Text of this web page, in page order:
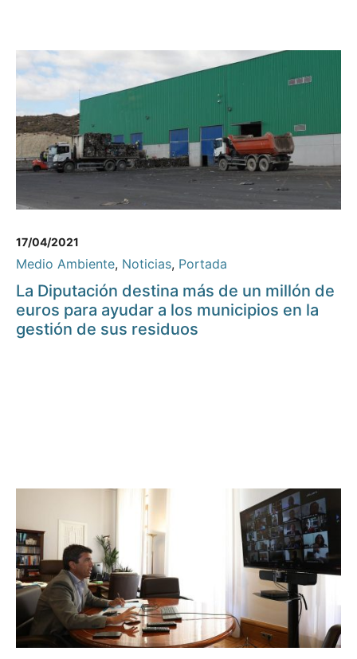
17/04/2021
Medio Ambiente, Noticias, Portada
La Diputación destina más de un millón de
euros para ayudar a los municipios en la
gestión de sus residuos